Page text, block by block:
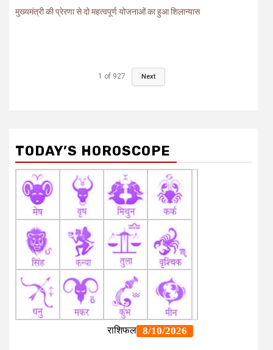
मुख्यमंत्री की प्रेरणा से दो महत्वपूर्ण योजनाओं का हुआ शिलान्यास
1 of 927 Next
TODAY’S HOROSCOPE